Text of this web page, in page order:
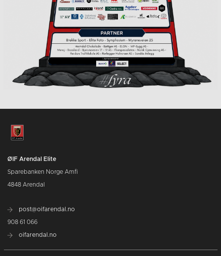
ØIF Arendal Elite
Sparebanken Norge Amfi
4848 Arendal
post@oifarendal.no
908 61 066
oifarendal.no